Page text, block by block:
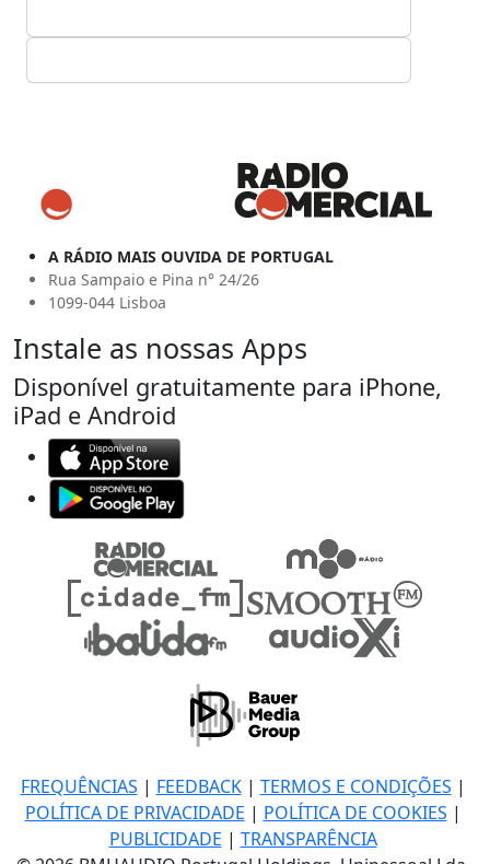
A RÁDIO MAIS OUVIDA DE PORTUGAL
Rua Sampaio e Pina n° 24/26
1099-044 Lisboa
Instale as nossas Apps
Disponível gratuitamente para iPhone,
iPad e Android
FREQUÊNCIAS | FEEDBACK| TERMOS E CONDIÇÕES |
POLÍTICA DE PRIVACIDADE | POLÍTICA DE COOKIES |
PUBLICIDADE | TRANSPARÊNCIA